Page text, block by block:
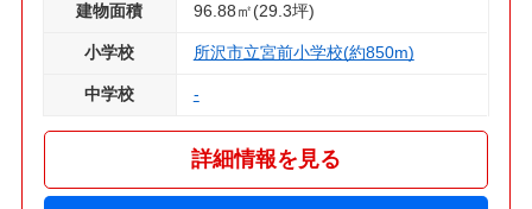
建物面積 96.88㎡(29.3坪)
小学校 所沢市立宮前小学校(約850m)
中学校 -
詳細情報を見る